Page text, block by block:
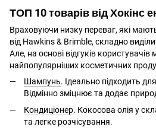
ТОП 10 товарів від Хокінс
Враховуючи низку переваг, які
від Hawkins & Brimble, складно
Але, на основі відгуків
найпопулярніших косметичних
Шампунь. Ідеально підходить
Відмінно зміцнює та додає
Кондиціонер. Кокосова олія у
та легке розчісування.